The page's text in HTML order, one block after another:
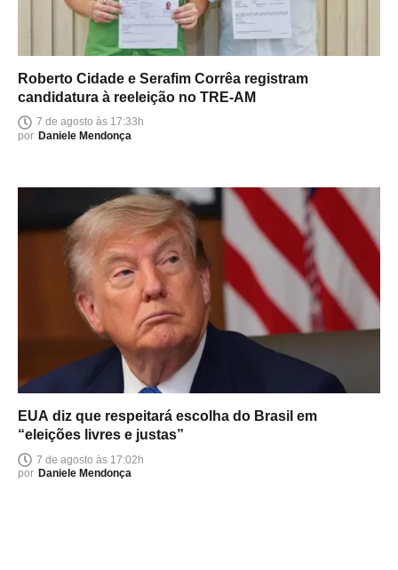
Roberto Cidade e Serafim Corrêa registram
candidatura à reeleição no TRE-AM
7 de agosto às 17:33h
por Daniele Mendonça
EUA diz que respeitará escolha do Brasil em
“eleições livres e justas”
7 de agosto às 17:02h
por Daniele Mendonça